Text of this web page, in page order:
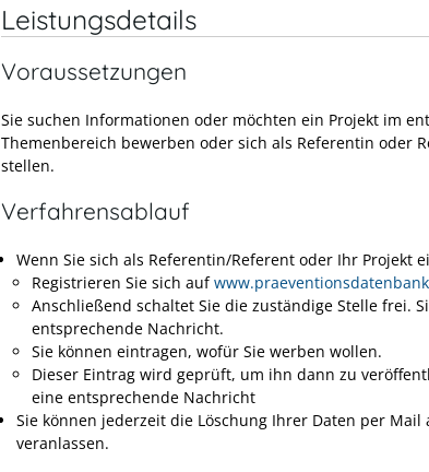
Leistungsdetails
Voraussetzungen
Sie suchen Informationen oder möchten ein Projekt im
Themenbereich bewerben oder sich als Referentin oder
stellen.
Verfahrensablauf
Wenn Sie sich als Referentin/Referent oder Ihr Projekt
Registrieren Sie sich auf
Anschließend schaltet Sie die zuständige Stelle frei.
entsprechende Nachricht.
Sie können eintragen, wofür Sie werben wollen.
Dieser Eintrag wird geprüft, um ihn dann zu
eine entsprechende Nachricht
Sie können jederzeit die Löschung Ihrer Daten per Mail
veranlassen.